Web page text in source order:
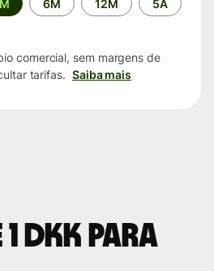
6M 12M 5A
comercial, sem margens de
tarifas. Saiba mais
DKK para